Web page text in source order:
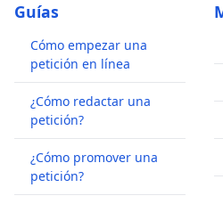
Guías
Cómo empezar una
petición en línea
¿Cómo redactar una
petición?
¿Cómo promover una
petición?